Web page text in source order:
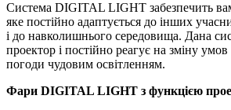
Система DIGITAL LIGHT забезпечить
яке постійно адаптується до інших
і до навколишнього середовища. Дана
проектор і постійно реагує на зміну
погоди чудовим освітленням.
Фари DIGITAL LIGHT з функцією